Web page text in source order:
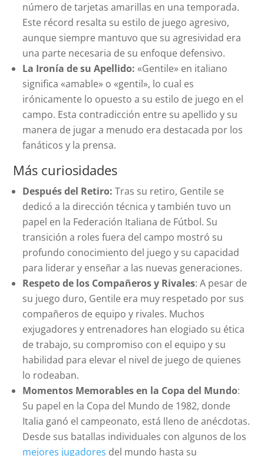
número de tarjetas amarillas en una temporada.
Este récord resalta su estilo de juego agresivo,
aunque siempre mantuvo que su agresividad era
una parte necesaria de su enfoque defensivo.
La Ironía de su Apellido: «Gentile» en italiano
significa «amable» o «gentil», lo cual es
irónicamente lo opuesto a su estilo de juego en el
campo. Esta contradicción entre su apellido y su
manera de jugar a menudo era destacada por los
fanáticos y la prensa.
Más curiosidades
Después del Retiro: Tras su retiro, Gentile se
dedicó a la dirección técnica y también tuvo un
papel en la Federación Italiana de Fútbol. Su
transición a roles fuera del campo mostró su
profundo conocimiento del juego y su capacidad
para liderar y enseñar a las nuevas generaciones.
Respeto de los Compañeros y Rivales: A pesar de
su juego duro, Gentile era muy respetado por sus
compañeros de equipo y rivales. Muchos
exjugadores y entrenadores han elogiado su ética
de trabajo, su compromiso con el equipo y su
habilidad para elevar el nivel de juego de quienes
lo rodeaban.
Momentos Memorables en la Copa del Mundo:
Su papel en la Copa del Mundo de 1982, donde
Italia ganó el campeonato, está lleno de anécdotas.
Desde sus batallas individuales con algunos de los
mejores jugadores del mundo hasta su